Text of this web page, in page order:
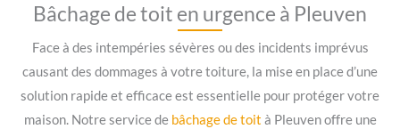
Bâchage de toit en urgence à Pleuven
Face à des intempéries sévères ou des incidents imprévus
causant des dommages à votre toiture, la mise en place d’une
solution rapide et efficace est essentielle pour protéger votre
maison. Notre service de bâchage de toit à Pleuven offre une